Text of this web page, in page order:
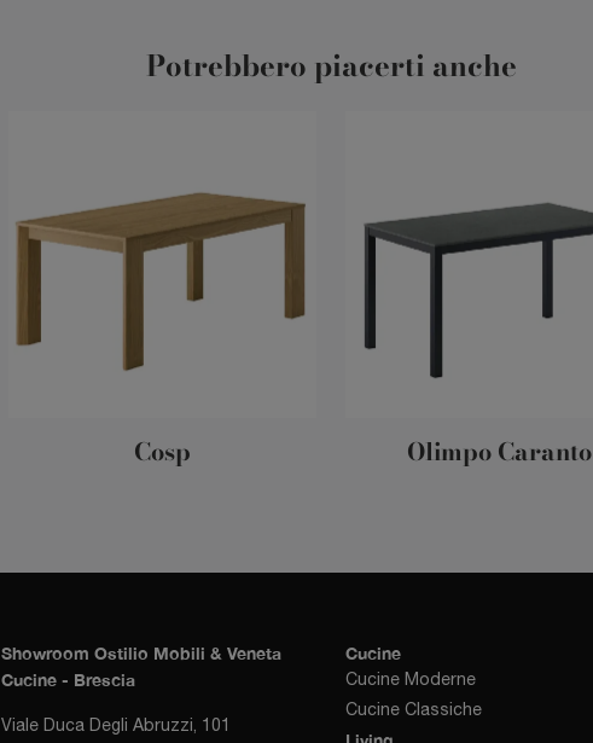
Potrebbero piacerti anche
Cosp Olimpo Caranto
Showroom Ostilio Mobili & Veneta
Cucine - Brescia
Viale Duca Degli Abruzzi, 101
Cucine
Cucine Moderne
Cucine Classiche